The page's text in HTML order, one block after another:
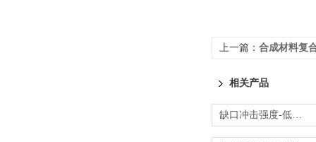
上一篇： 合成材料复合
相关产品
缺口冲击强度-低温脆化温度-改性塑料检测